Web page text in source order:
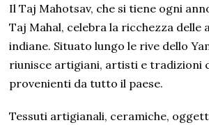
Il Taj Mahotsav, che si tiene ogni
Taj Mahal, celebra la ricchezza
indiane. Situato lungo le rive dello
riunisce artigiani, artisti e tradizioni
provenienti da tutto il paese.
Tessuti artigianali, ceramiche,